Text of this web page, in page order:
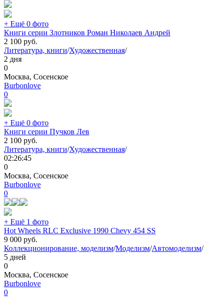
+ Ещё 0 фото
Книги серии Злотников Роман Николаев Андрей
2 100 руб.
Литература, книги/Художественная/
2 дня
0
Москва, Сосенское
Burbonlove
0
+ Ещё 0 фото
Книги серии Пучков Лев
2 100 руб.
Литература, книги/Художественная/
02:26:45
0
Москва, Сосенское
Burbonlove
0
+ Ещё 1 фото
Hot Wheels RLC Exclusive 1990 Chevy 454 SS
9 000 руб.
Коллекционирование, моделизм/Моделизм/Автомоделизм/
5 дней
0
Москва, Сосенское
Burbonlove
0